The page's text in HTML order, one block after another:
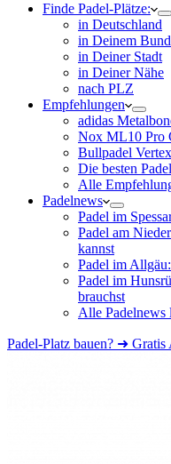
Finde Padel-Plätze:
in Deutschland
in Deinem
in Deiner Stadt
in Deiner Nähe
nach PLZ
Empfehlungen
adidas
Nox ML10 Pro
Bullpadel
Die besten
Alle
Padelnews
Padel im
Padel am
kannst
Padel im
Padel im
brauchst
Alle Padelnews
Padel-Platz bauen? ➜ Gratis